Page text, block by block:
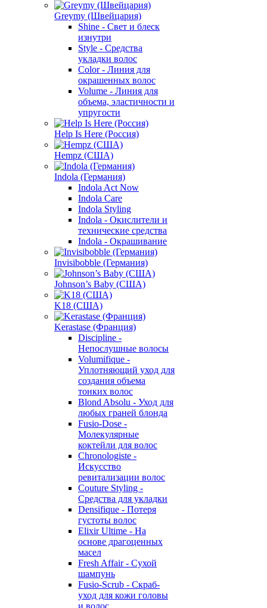
Greymy (Швейцария)
Shine - Свет и блеск
изнутри
Style - Средства
укладки волос
Color - Линия для
окрашенных волос
Volume - Линия для
объема, эластичности и
упругости
Help Is Here (Россия)
Hempz (США)
Indola (Германия)
Indola Act Now
Indola Care
Indola Styling
Indola - Окислители и
технические средства
Indola - Окрашивание
Invisibobble (Германия)
Johnson’s Baby (США)
K18 (США)
Kerastase (Франция)
Discipline -
Непослушные волосы
Volumifique -
Уплотняющий уход для
создания объема
тонких волос
Blond Absolu - Уход для
любых граней блонда
Fusio-Dose -
Молекулярные
коктейли для волос
Chronologiste -
Искусство
ревитализации волос
Couture Styling -
Средства для укладки
Densifique - Потеря
густоты волос
Elixir Ultime - На
основе драгоценных
масел
Fresh Affair - Сухой
шампунь
Fusio-Scrub - Скраб-
уход для кожи головы
и волос